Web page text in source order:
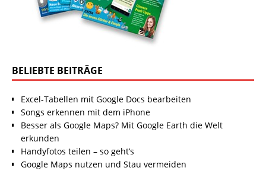
BELIEBTE BEITRÄGE
Excel-Tabellen mit Google Docs bearbeiten
Songs erkennen mit dem iPhone
Besser als Google Maps? Mit Google Earth die Welt
erkunden
Handyfotos teilen – so geht’s
Google Maps nutzen und Stau vermeiden